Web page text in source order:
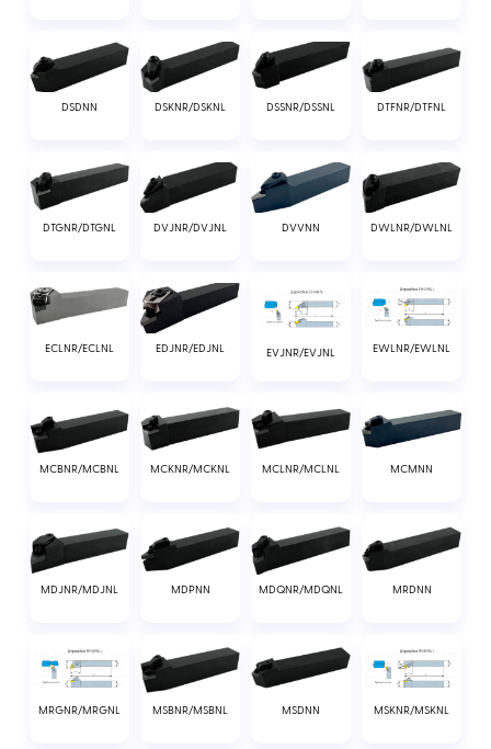
DSDNN DSKNR/DSKNL DSSNR/DSSNL DTFNR/DTFNL
DTGNR/DTGNL DVJNR/DVJNL DVVNN DWLNR/DWLNL
ECLNR/ECLNL EDJNR/EDJNL EVJNR/EVJNL EWLNR/EWLNL
MCBNR/MCBNL MCKNR/MCKNL MCLNR/MCLNL MCMNN
MDJNR/MDJNL MDPNN MDQNR/MDQNL MRDNN
MRGNR/MRGNL MSBNR/MSBNL MSDNN MSKNR/MSKNL